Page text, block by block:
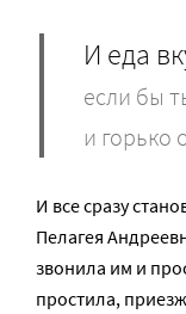
И еда
если бы
и горько
И все сразу
Пелагея
звонила им и
простила,